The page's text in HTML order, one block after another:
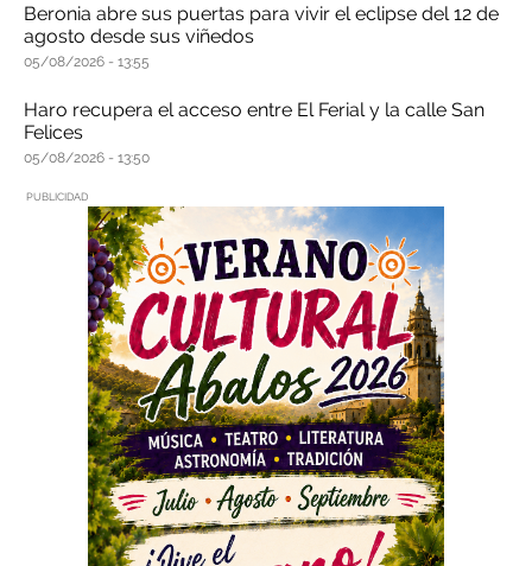
Beronia abre sus puertas para vivir el eclipse del 12 de
agosto desde sus viñedos
05/08/2026 13:55
Haro recupera el acceso entre El Ferial y la calle San
Felices
05/08/2026 13:50
PUBLICIDAD